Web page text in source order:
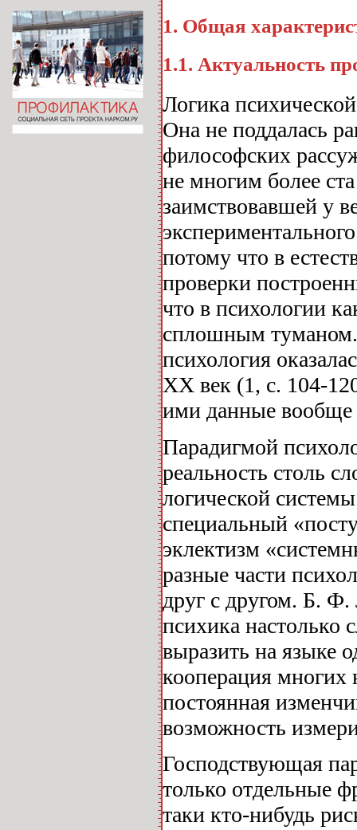
1. Общая
1.1. Актуальность
Логика
Она не поддалась
философских
не многим более
заимствовавшей у
потому что в
проверки
что в психологии
сплошным туманом.
психология
XX век (1, с. 104-
ими данные
Парадигмой
реальность столь
логической
специальный
эклектизм
разные части
друг с другом. Б.
психика настолько
выразить на языке
кооперация
постоянная
возможность
Господствующая
только отдельные
таки кто-нибудь